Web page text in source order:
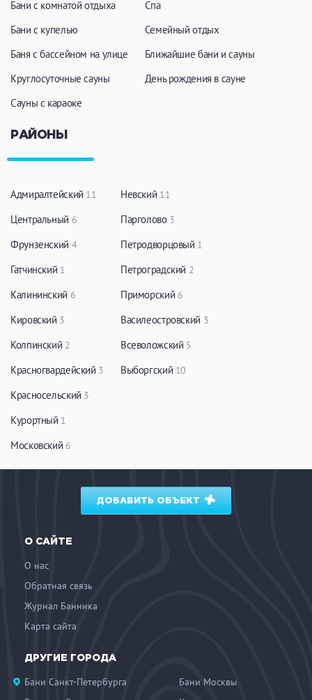
Бани с комнатой отдыха
Бани с купелью
Баня с бассейном на улице
Круглосуточные сауны
Сауны с караоке
Спа
Семейный отдых
Ближайшие бани и сауны
День рождения в сауне
РАЙОНЫ
Адмиралтейский 11
Центральный 6
Фрунзенский 4
Гатчинский 1
Калининский 6
Кировский 3
Колпинский 2
Красногвардейский 3
Красносельский 3
Курортный 1
Московский 6
Невский 11
Парголово 3
Петродворцовый 1
Петроградский 2
Приморский 6
Василеостровский 3
Всеволожский 5
Выборгский 10
ДОБАВИТЬ ОБЪЕКТ
О САЙТЕ
О нас
Обратная связь
Журнал Банника
Карта сайта
ДРУГИЕ ГОРОДА
Бани Санкт-Петербурга
Бани Москвы